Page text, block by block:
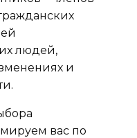
людей,
и
вас по